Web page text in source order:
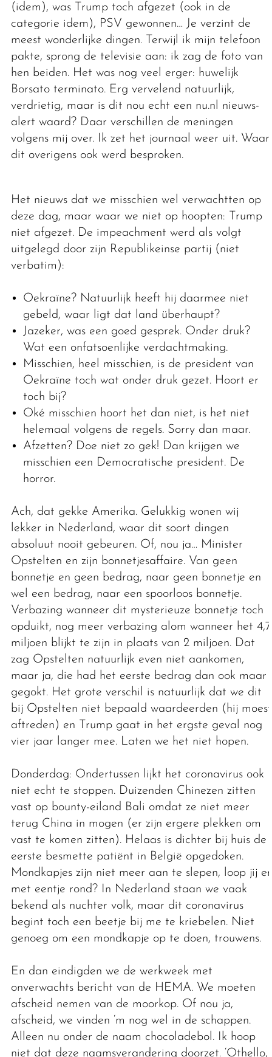
(idem), was Trump toch afgezet (ook in de
categorie idem), PSV gewonnen… Je verzint de
meest wonderlijke dingen. Terwijl ik mijn telefoon
pakte, sprong de televisie aan: ik zag de foto van
hen beiden. Het was nog veel erger: huwelijk
Borsato terminato. Erg vervelend natuurlijk,
verdrietig, maar is dit nou echt een nu.nl nieuws-
alert waard? Daar verschillen de meningen
volgens mij over. Ik zet het journaal weer uit. Waar
dit overigens ook werd besproken.
Het nieuws dat we misschien wel verwachtten op
deze dag, maar waar we niet op hoopten: Trump
niet afgezet. De impeachment werd als volgt
uitgelegd door zijn Republikeinse partij (niet
verbatim):
Oekraïne? Natuurlijk heeft hij daarmee niet
gebeld, waar ligt dat land überhaupt?
Jazeker, was een goed gesprek. Onder druk?
Wat een onfatsoenlijke verdachtmaking.
Misschien, heel misschien, is de president van
Oekraïne toch wat onder druk gezet. Hoort er
toch bij?
Oké misschien hoort het dan niet, is het niet
helemaal volgens de regels. Sorry dan maar.
Afzetten? Doe niet zo gek! Dan krijgen we
misschien een Democratische president. De
horror.
Ach, dat gekke Amerika. Gelukkig wonen wij
lekker in Nederland, waar dit soort dingen
absoluut nooit gebeuren. Of, nou ja… Minister
Opstelten en zijn bonnetjesaffaire. Van geen
bonnetje en geen bedrag, naar geen bonnetje en
wel een bedrag, naar een spoorloos bonnetje.
Verbazing wanneer dit mysterieuze bonnetje toch
opduikt, nog meer verbazing alom wanneer het 4,7
miljoen blijkt te zijn in plaats van 2 miljoen. Dat
zag Opstelten natuurlijk even niet aankomen,
maar ja, die had het eerste bedrag dan ook maar
gegokt. Het grote verschil is natuurlijk dat we dit
bij Opstelten niet bepaald waardeerden (hij moest
aftreden) en Trump gaat in het ergste geval nog
vier jaar langer mee. Laten we het niet hopen.
Donderdag: Ondertussen lijkt het coronavirus ook
niet echt te stoppen. Duizenden Chinezen zitten
vast op bounty-eiland Bali omdat ze niet meer
terug China in mogen (er zijn ergere plekken om
vast te komen zitten). Helaas is dichter bij huis de
eerste besmette patiënt in België opgedoken.
Mondkapjes zijn niet meer aan te slepen, loop jij er
met eentje rond? In Nederland staan we vaak
bekend als nuchter volk, maar dit coronavirus
begint toch een beetje bij me te kriebelen. Niet
genoeg om een mondkapje op te doen, trouwens.
En dan eindigden we de werkweek met
onverwachts bericht van de HEMA. We moeten
afscheid nemen van de moorkop. Of nou ja,
afscheid, we vinden ‘m nog wel in de schappen.
Alleen nu onder de naam chocoladebol. Ik hoop
niet dat deze naamsverandering doorzet. ‘Othello,